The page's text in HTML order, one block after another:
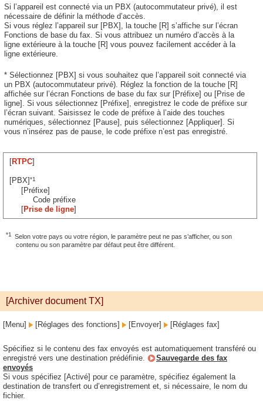
Si l’appareil est connecté via un PBX (autocommutateur privé), il est
nécessaire de définir la méthode d’accès.
Si vous réglez l’appareil sur [PBX], la touche [R] s’affiche sur l’écran
Fonctions de base du fax. Si vous attribuez un numéro d’accès à la
ligne extérieure à la touche [R] vous pouvez facilement accéder à la
ligne extérieure.
* Sélectionnez [PBX] si vous souhaitez que l’appareil soit connecté via
un PBX (autocommutateur privé). Réglez la fonction de la touche [R]
affichée sur l’écran Fonctions de base du fax sur [Préfixe] ou [Prise de
ligne]. Si vous sélectionnez [Préfixe], enregistrez le code de préfixe sur
l’écran suivant. Saisissez le code de préfixe à l’aide des touches
numériques, sélectionnez [Pause], puis sélectionnez [Appliquer]. Si
vous n’insérez pas de pause, le code préfixe n’est pas enregistré.
[RTPC]
[PBX]*1
[Préfixe]
Code préfixe
[Prise de ligne]
*1
Selon votre pays ou votre région, le paramètre peut ne pas s’afficher, ou son
contenu ou son paramètre par défaut peut être différent.
[Archiver document TX]
[Menu] [Réglages des fonctions] [Envoyer] [Réglages fax]
Spécifiez si le contenu des fax envoyés est automatiquement transféré ou
enregistré vers une destination prédéfinie.
Sauvegarde des fax
envoyés
Si vous spécifiez [Activé] pour ce paramètre, spécifiez également la
destination de transfert ou d’enregistrement et, si nécessaire, le nom du
fichier.